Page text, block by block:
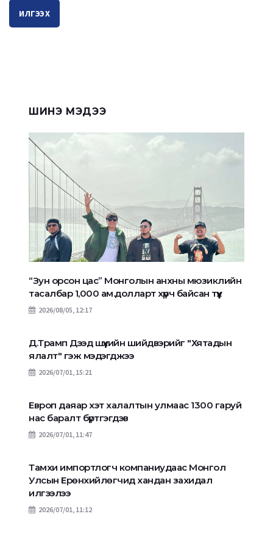
ИЛГЭЭХ
ШИНЭ МЭДЭЭ
“Зун орсон цас” Монголын анхны мюзиклийн
тасалбар 1,000 ам.долларт хүрч байсан түүх
2026/08/05, 12:17
Д.Трамп Дээд шүүхийн шийдвэрийг "Хятадын
ялалт" гэж мэдэгджээ
2026/07/01, 15:21
Европ даяар хэт халалтын улмаас 1300 гаруй
нас баралт бүртгэгдэв
2026/07/01, 11:47
Тамхи импортлогч компаниудаас Монгол
Улсын Ерөнхийлөгчид хандан захидал
илгээлээ
2026/07/01, 11:12